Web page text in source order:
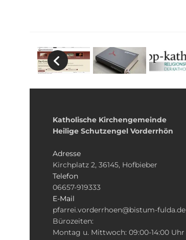
Katholische Kirchengemeinde
Heilige Schutzengel Vorderrhön
Adresse
Kirchplatz 2, 36145, Hofbieber
Telefon
06657-919333
E-Mail
pfarrei.vorderrhoen@bistum-fulda.de
Bürozeiten:
Montag u. Mittwoch: 09:00-14:00 Uhr